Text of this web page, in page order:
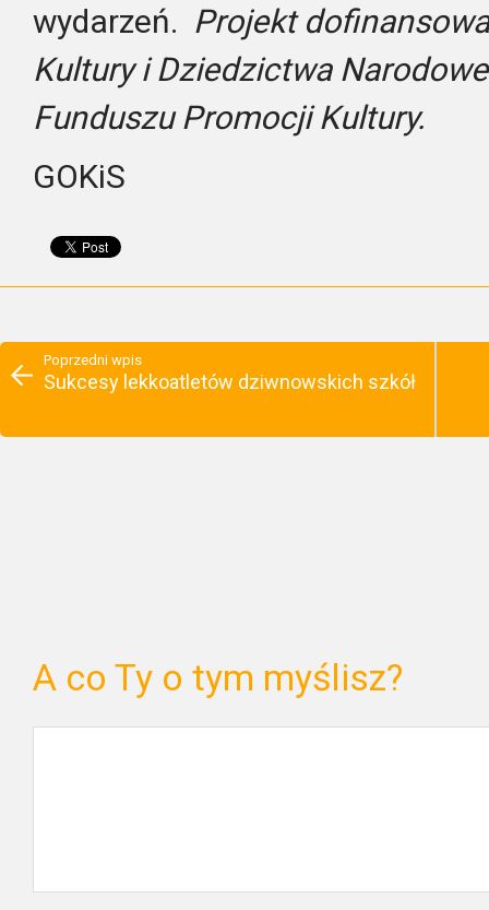
wydarzeń. Projekt
Kultury i Dziedzictwa
Funduszu Promocji Kultury.
GOKiS
Poprzedni wpis
Sukcesy lekkoatletów dziwnowskich szkół
A co Ty o tym myślisz?